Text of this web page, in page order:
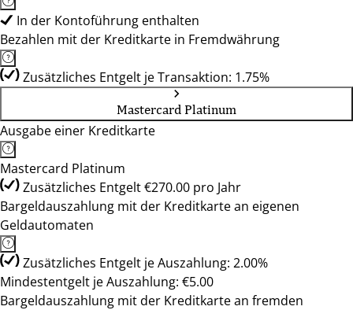
In der Kontoführung enthalten
Bezahlen mit der Kreditkarte in Fremdwährung
Zusätzliches Entgelt je Transaktion: 1.75%
Mastercard Platinum
Ausgabe einer Kreditkarte
Mastercard Platinum
Zusätzliches Entgelt €270.00 pro Jahr
Bargeldauszahlung mit der Kreditkarte an eigenen
Geldautomaten
Zusätzliches Entgelt je Auszahlung: 2.00%
Mindestentgelt je Auszahlung: €5.00
Bargeldauszahlung mit der Kreditkarte an fremden